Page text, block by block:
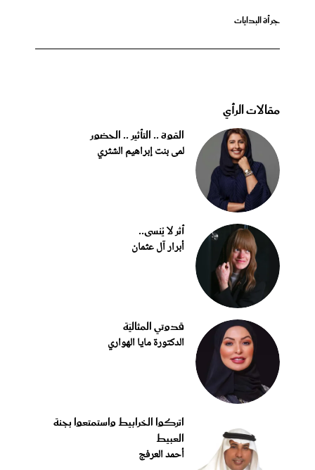
جرأة البدايات
مقالات الرأي
القوة .. التأثير .. الحضور
لمى بنت إبراهيم الشثري
أثر لا يُنسى..
أبرار آل عثمان
قدوتي المثاليّة
الدكتورة مايا الهواري
اتركوا الخرابيط واستمتعوا بجنة
العبيط
أحمد العرفج